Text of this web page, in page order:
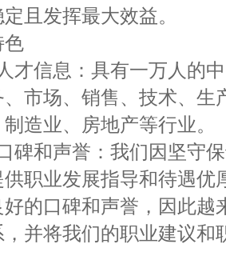
且发挥最大效益。
才信息：具有一万人的
、市场、销售、技术、
造业、房地产等行业。
碑和声誉：我们因坚守
职业发展指导和待遇
的口碑和声誉，因此
并将我们的职业建议